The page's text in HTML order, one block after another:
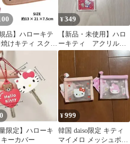
規品】ハローキテ
焼けキティ スクエ
チ 中国限定 韓国
品
¥349
【新品・未使用】ハロ
ーキティ アクリルキ
ーホルダー タイトー
量限定】ハローキ
ーカバー
¥999
韓国 daiso限定 キティ
マイメロ メッシュポー